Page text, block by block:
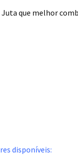
que melhor
disponíveis: